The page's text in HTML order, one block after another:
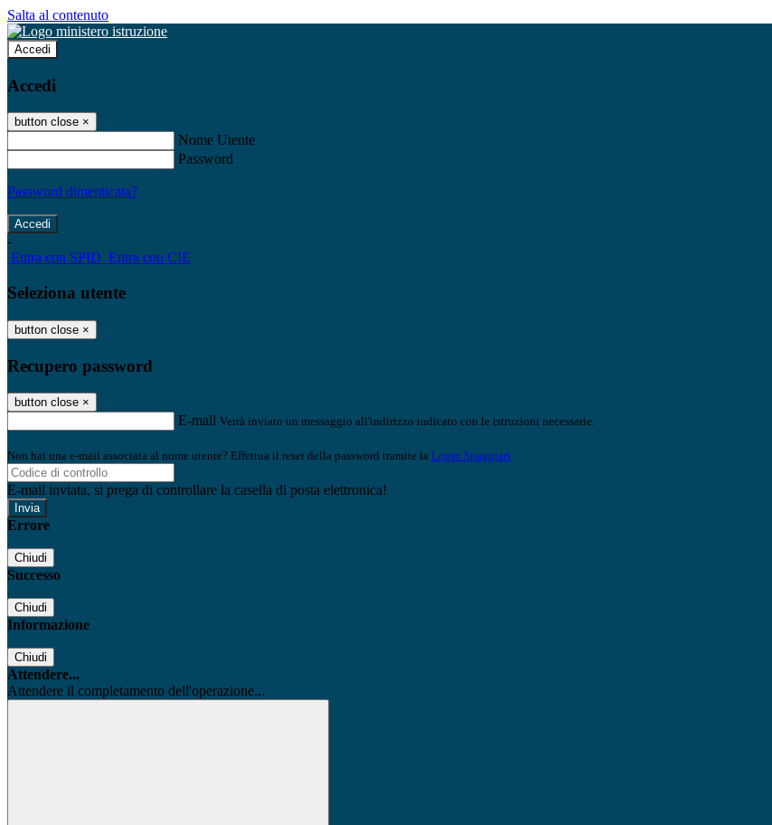
Salta al contenuto
Accedi
Accedi
button close ×
Nome Utente
Password
Password dimenticata?
-
Entra con SPID Entra con CIE
Seleziona utente
button close ×
Recupero password
button close ×
E-mail Verrà inviato un messaggio all'indirizzo indicato con le istruzioni necessarie.
Non hai una e-mail associata al nome utente? Effettua il reset della password tramite la Login Spaggiari
E-mail inviata, si prega di controllare la casella di posta elettronica!
Errore
Chiudi
Successo
Chiudi
Informazione
Chiudi
Attendere...
Attendere il completamento dell'operazione...